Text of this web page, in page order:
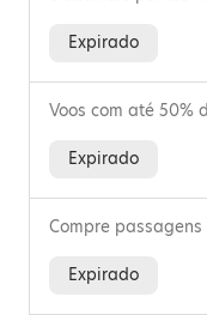
Expirado
Voos com até 50%
Expirado
Compre
Expirado